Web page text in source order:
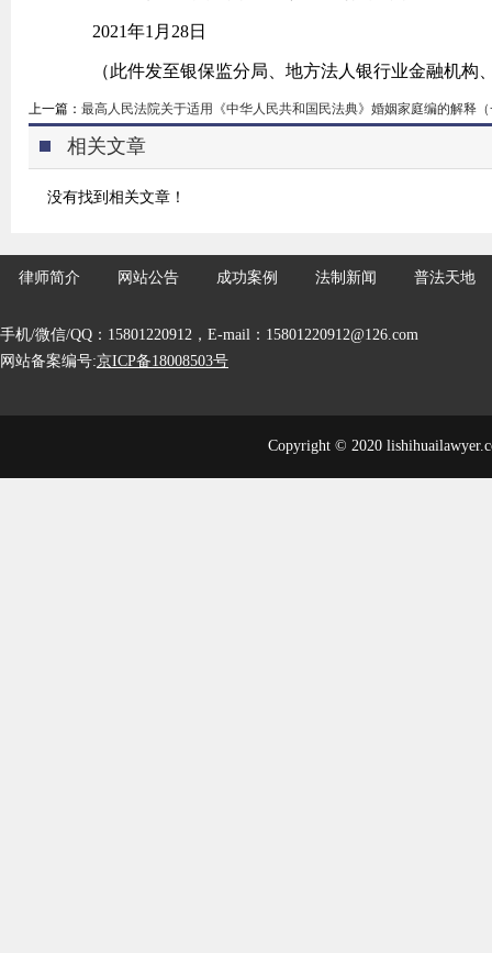
2021年1月28日
（此件发至银保监分局、地方法人银行业金融机构
上一篇： 最高人民法院关于适用《中华人民共和国民法典》婚姻家庭编的解释
相关文章
没有找到相关文章！
手机/微信/QQ：15801220912，E-mail：15801220912@126.com
网站备案编号:京ICP备18008503号
律师简介 网站公告 成功案例 法制新闻 普法天地
Copyright © 2020